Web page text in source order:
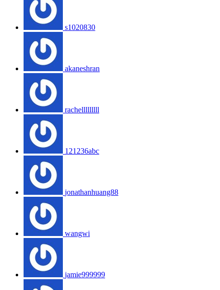
s1020830
akaneshran
rachelllllllll
121236abc
jonathanhuang88
wangwi
jamie999999